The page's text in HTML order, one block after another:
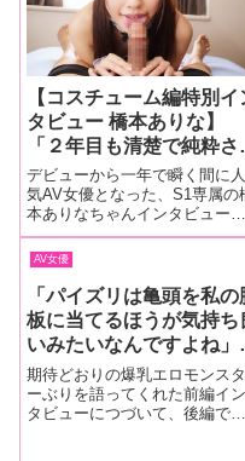
【コスチューム編特別イ
タビュー 橋本ありな】
「２年目も清楚で純粋さ
忘れないで萌えキャラで
っていきたいです！身長
いけどロリオーラを出し
す！」後編
デビューから一年で瞬く間に人
気AV女優となった、S1専属の
本ありなちゃんインタビュー後
編！ 今の好きなプレイや、
に出演して変わったという男性
のタイプなどプライベートのあ
りなちゃんに迫ります!! 好みの
タイプが昔と一変!?Sが嫌いで
ッ
AV女優
「パイズリは亀頭を私の
板に当てるほうが気持ち
いみたいなんですよね」
カップ爆乳女優・甘良し
くインタビュー【後編】
期待どおりの爆乳エロモンスタ
ーぶりを語ってくれた前編イン
タビューにつづいて、後編では